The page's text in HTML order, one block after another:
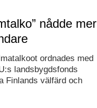
nådde mer
ordnades med
landsbygdsfonds
Finlands välfärd och